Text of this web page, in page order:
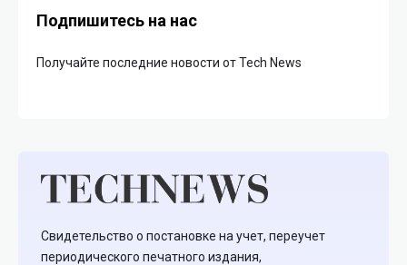
Подпишитесь на нас
Получайте последние новости от Tech News
Свидетельство о постановке на учет, переучет
периодического печатного издания,